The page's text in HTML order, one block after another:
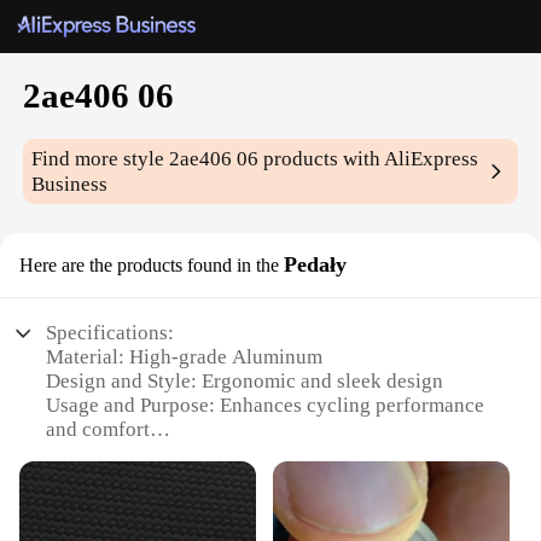
2ae406 06
Find more style2ae406 06 products with AliExpress
Business
Here are the products found in the Pedały
Specifications:
Material: High-grade Aluminum
Design and Style: Ergonomic and sleek design
Usage and Purpose: Enhances cycling performance
and comfort
Parts and Accessories: Comes with pedal set and
necessary hardware
Applicable People: Ideal for cyclists seeking high-